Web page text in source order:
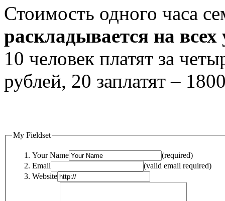
Стоимость одного часа
раскладывается на всех
10 человек платят за
рублей, 20 заплатят –
My Fieldset
Your Name
(required)
Email
(valid email required)
Website